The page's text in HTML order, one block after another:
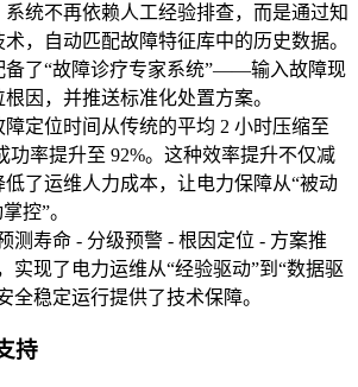
系统不再依赖人工经验排查，而是通过知
，自动匹配故障特征库中的历史数据。
备了“故障诊疗专家系统”——输入故障现
因，并推送标准化处置方案。
定位时间从传统的平均 2 小时压缩至
功率提升至 92%。这种效率提升不仅减
了运维人力成本，让电力保障从“被动
控”。
测寿命 - 分级预警 - 根因定位 - 方案推
实现了电力运维从“经验驱动”到“数据驱
全稳定运行提供了技术保障。
持